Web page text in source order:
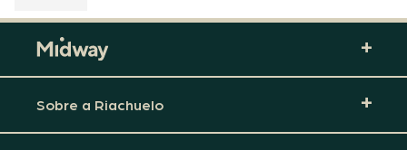
Sobre a Riachuelo